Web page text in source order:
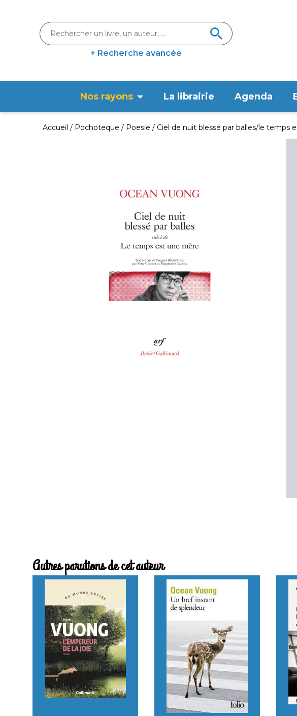
+ Recherche avancée
Nos rayons La librairie Agenda
Accueil Pochoteque Poesie Ciel de nuit blessé par balles/le temps
Autres parutions de cet auteur